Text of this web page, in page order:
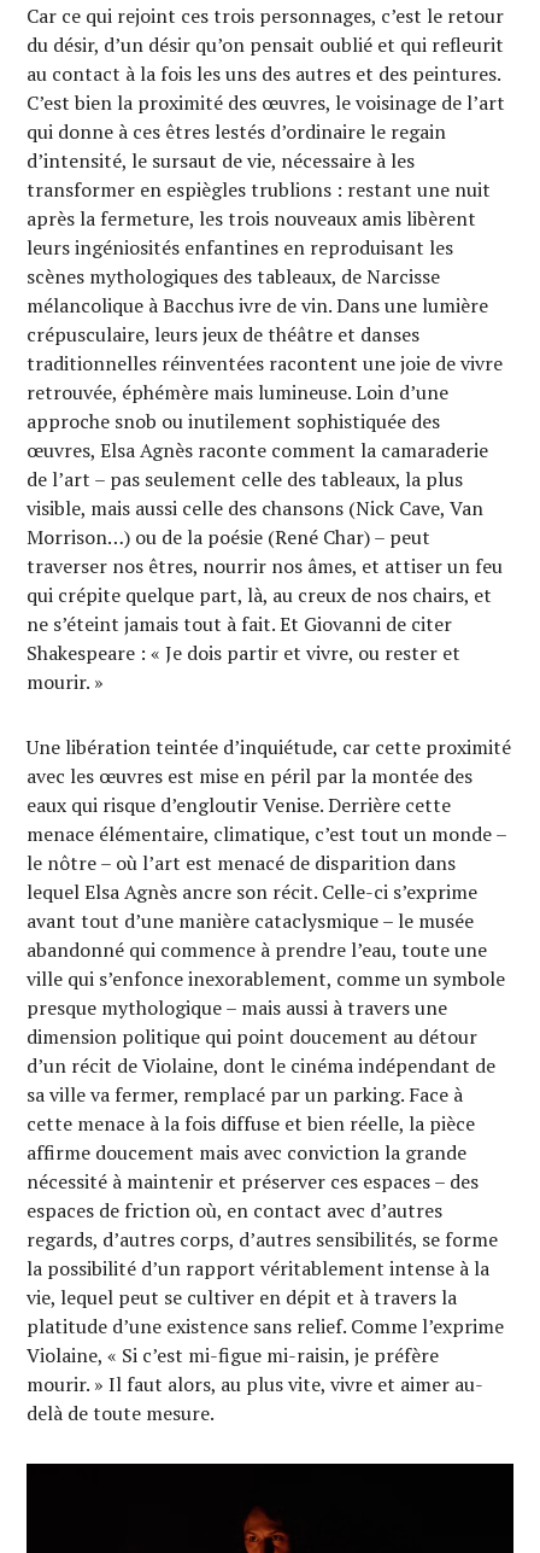
Car ce qui rejoint ces trois personnages, c’est le retour
du désir, d’un désir qu’on pensait oublié et qui refleurit
au contact à la fois les uns des autres et des peintures.
C’est bien la proximité des œuvres, le voisinage de l’art
qui donne à ces êtres lestés d’ordinaire le regain
d’intensité, le sursaut de vie, nécessaire à les
transformer en espiègles trublions : restant une nuit
après la fermeture, les trois nouveaux amis libèrent
leurs ingéniosités enfantines en reproduisant les
scènes mythologiques des tableaux, de Narcisse
mélancolique à Bacchus ivre de vin. Dans une lumière
crépusculaire, leurs jeux de théâtre et danses
traditionnelles réinventées racontent une joie de vivre
retrouvée, éphémère mais lumineuse. Loin d’une
approche snob ou inutilement sophistiquée des
œuvres, Elsa Agnès raconte comment la camaraderie
de l’art – pas seulement celle des tableaux, la plus
visible, mais aussi celle des chansons (Nick Cave, Van
Morrison…) ou de la poésie (René Char) – peut
traverser nos êtres, nourrir nos âmes, et attiser un feu
qui crépite quelque part, là, au creux de nos chairs, et
ne s’éteint jamais tout à fait. Et Giovanni de citer
Shakespeare : « Je dois partir et vivre, ou rester et
mourir. »
Une libération teintée d’inquiétude, car cette proximité
avec les œuvres est mise en péril par la montée des
eaux qui risque d’engloutir Venise. Derrière cette
menace élémentaire, climatique, c’est tout un monde –
le nôtre – où l’art est menacé de disparition dans
lequel Elsa Agnès ancre son récit. Celle-ci s’exprime
avant tout d’une manière cataclysmique – le musée
abandonné qui commence à prendre l’eau, toute une
ville qui s’enfonce inexorablement, comme un symbole
presque mythologique – mais aussi à travers une
dimension politique qui point doucement au détour
d’un récit de Violaine, dont le cinéma indépendant de
sa ville va fermer, remplacé par un parking. Face à
cette menace à la fois diffuse et bien réelle, la pièce
affirme doucement mais avec conviction la grande
nécessité à maintenir et préserver ces espaces – des
espaces de friction où, en contact avec d’autres
regards, d’autres corps, d’autres sensibilités, se forme
la possibilité d’un rapport véritablement intense à la
vie, lequel peut se cultiver en dépit et à travers la
platitude d’une existence sans relief. Comme l’exprime
Violaine, « Si c’est mi-figue mi-raisin, je préfère
mourir. » Il faut alors, au plus vite, vivre et aimer au-
delà de toute mesure.